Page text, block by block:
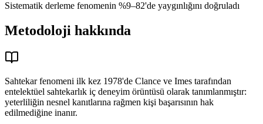
Sistematik derleme fenomenin %9–82'de yaygınlığını doğruladı
Metodoloji hakkında
Sahtekar fenomeni ilk kez 1978'de Clance ve Imes tarafından
entelektüel sahtekarlık iç deneyim örüntüsü olarak tanımlanmıştır:
yeterliliğin nesnel kanıtlarına rağmen kişi başarısının hak
edilmediğine inanır.